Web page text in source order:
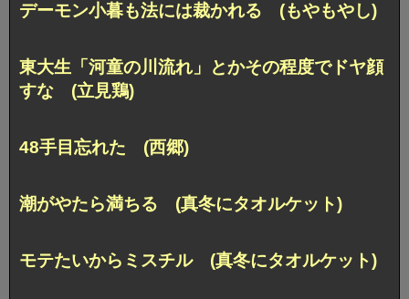
デーモン小暮も法には裁かれる (もやもやし)
東大生「河童の川流れ」
とかその程度でドヤ顔
すな (立見鶏)
48手目忘れた (西郷)
潮がやたら満ちる (真冬にタオルケット)
モテたいからミスチル (真冬にタオルケット)